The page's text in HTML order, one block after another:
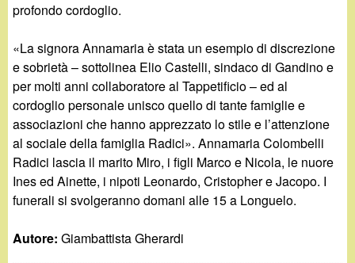
profondo cordoglio.
«La signora Annamaria è stata un esempio di discrezione
e sobrietà – sottolinea Elio Castelli, sindaco di Gandino e
per molti anni collaboratore al Tappetificio – ed al
cordoglio personale unisco quello di tante famiglie e
associazioni che hanno apprezzato lo stile e l’attenzione
al sociale della famiglia Radici». Annamaria Colombelli
Radici lascia il marito Miro, i figli Marco e Nicola, le nuore
Ines ed Ainette, i nipoti Leonardo, Cristopher e Jacopo. I
funerali si svolgeranno domani alle 15 a Longuelo.
Autore:Giambattista Gherardi